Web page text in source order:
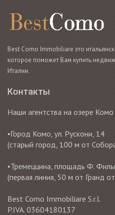
Best Como Immobiliare это
которое поможет Вам купить
Италии.
Контакты
Наши агентства на озере Комо
•Город Комо, ул. Рускони, 14
(старый город, 100 м от
•Тремеццина, площадь Ф.
(первая линия, 50 м от Гранд
Best Como Immobiliare S.r.l.
P.IVA. 03604180137